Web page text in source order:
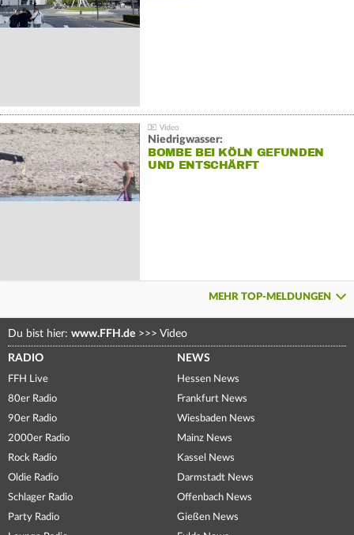
Niedrigwasser:
BOMBE BEI KÖLN GEFUNDEN
UND ENTSCHÄRFT
MEHR TOP-MELDUNGEN
Du bist hier: www.FFH.de >>> Video
RADIO
FFH Live
80er Radio
90er Radio
2000er Radio
Rock Radio
Oldie Radio
Schlager Radio
Party Radio
NEWS
Hessen News
Frankfurt News
Wiesbaden News
Mainz News
Kassel News
Darmstadt News
Offenbach News
Gießen News